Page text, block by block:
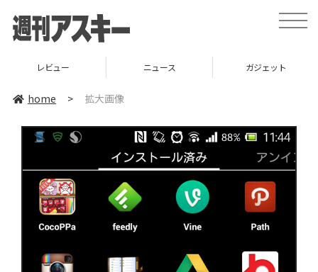
toggle
レビュー ニュース ガジェット
home > 拡大画像